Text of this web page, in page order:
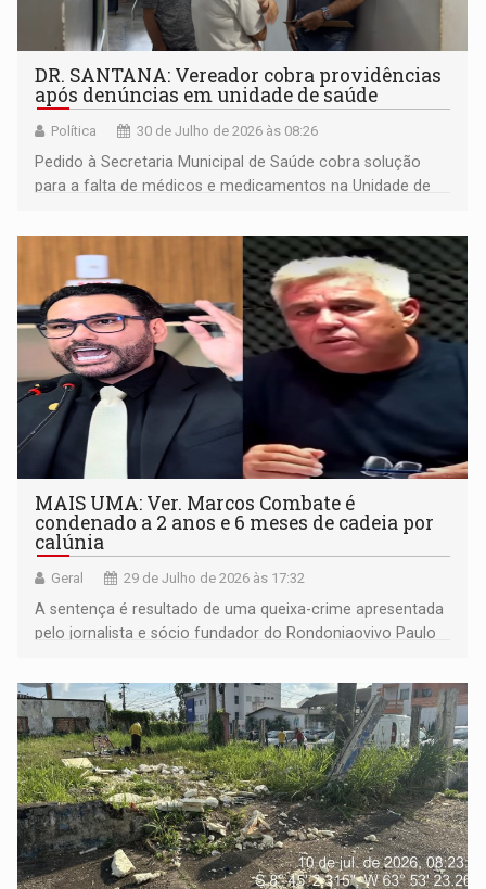
DR. SANTANA: Vereador cobra providências
após denúncias em unidade de saúde
Política 30 de Julho de 2026 às 08:26
Pedido à Secretaria Municipal de Saúde cobra solução
para a falta de médicos e medicamentos na Unidade de
MAIS UMA: Ver. Marcos Combate é
condenado a 2 anos e 6 meses de cadeia por
calúnia
Geral 29 de Julho de 2026 às 17:32
A sentença é resultado de uma queixa-crime apresentada
pelo jornalista e sócio fundador do Rondoniaovivo Paulo